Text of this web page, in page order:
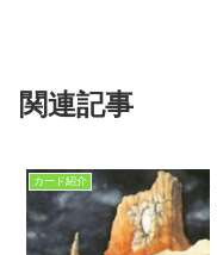
関連記事
カード紹介